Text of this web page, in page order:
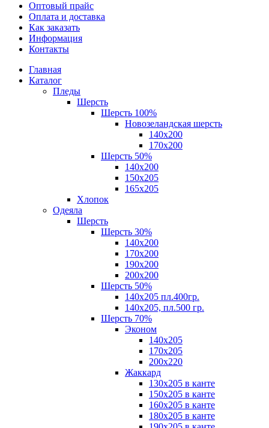
Оптовый прайс
Оплата и доставка
Как заказать
Информация
Контакты
Главная
Каталог
Пледы
Шерсть
Шерсть 100%
Новозеландская шерсть
140х200
170x200
Шерсть 50%
140x200
150х205
165х205
Хлопок
Одеяла
Шерсть
Шерсть 30%
140х200
170х200
190х200
200х200
Шерсть 50%
140х205 пл.400гр.
140х205, пл.500 гр.
Шерсть 70%
Эконом
140х205
170х205
200х220
Жаккард
130х205 в канте
150х205 в канте
160х205 в канте
180х205 в канте